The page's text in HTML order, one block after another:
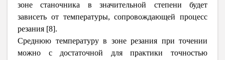
зоне станочника в значительной степени будет
зависеть от температуры, сопровождающей процесс
резания [8].
Среднюю температуру в зоне резания при точении
можно с достаточной для практики точностью